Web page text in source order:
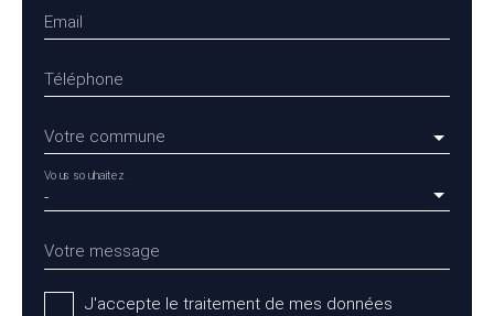
Email
Téléphone
Votre commune
-
Vous souhaitez
Votre message
J'accepte le traitement de mes données